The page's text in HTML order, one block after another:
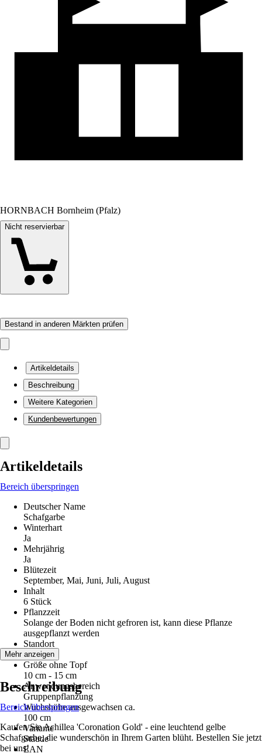
HORNBACH Bornheim (Pfalz)
Nicht reservierbar
Bestand in anderen Märkten prüfen
Artikeldetails
Beschreibung
Weitere Kategorien
Kundenbewertungen
Artikeldetails
Bereich überspringen
Deutscher Name
Schafgarbe
Winterhart
Ja
Mehrjährig
Ja
Blütezeit
September, Mai, Juni, Juli, August
Inhalt
6 Stück
Pflanzzeit
Solange der Boden nicht gefroren ist, kann diese Pflanze
ausgepflanzt werden
Standort
Sonne
Größe ohne Topf
10 cm - 15 cm
Anwendungsbereich
Gruppenpflanzung
Wuchshöhe ausgewachsen ca.
100 cm
Variante
Staude
EAN
Mehr anzeigen
Beschreibung
Bereich überspringen
Kaufen Sie Achillea 'Coronation Gold' - eine leuchtend gelbe
Schafgarbe, die wunderschön in Ihrem Garten blüht. Bestellen Sie jetzt
bei uns!